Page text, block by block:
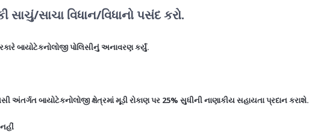
સાચું/સાચા વિધાન/વિધાનો પસંદ કરો.
બાયોટેકનોલોજી પોલિસીનું અનાવરણ કર્યું.
અંતર્ગત બાયોટેકનોલોજી ક્ષેત્રમાં મૂડી રોકાણ પર 25% સુધીની નાણાકીય સહાયતા પ્રદાન કરાશે.